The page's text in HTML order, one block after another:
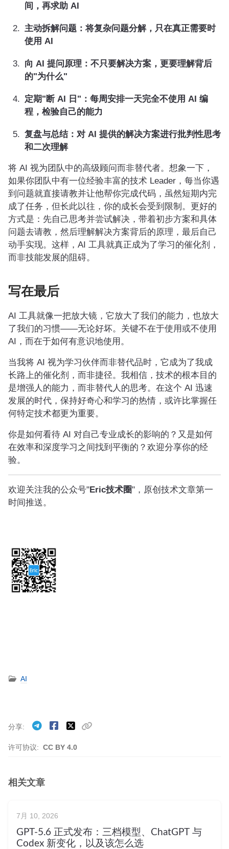
间，再求助 AI
主动拆解问题：将复杂问题分解，只在真正需要时
使用 AI
向 AI 提问原理：不只要解决方案，更要理解背后
的"为什么"
定期"断 AI 日"：每周安排一天完全不使用 AI 编
程，检验自己的能力
复盘与总结：对 AI 提供的解决方案进行批判性思考
和二次理解
将 AI 视为团队中的高级顾问而非替代者。想象一下，
如果你团队中有一位经验丰富的技术 Leader，每当你遇
到问题就直接请教并让他帮你完成代码，虽然短期内完
成了任务，但长此以往，你的成长会受到限制。更好的
方式是：先自己思考并尝试解决，带着初步方案和具体
问题去请教，然后理解解决方案背后的原理，最后自己
动手实现。这样，AI 工具就真正成为了学习的催化剂，
而非技能发展的阻碍。
写在最后
AI 工具就像一把放大镜，它放大了我们的能力，也放大
了我们的习惯——无论好坏。关键不在于使用或不使用
AI，而在于如何有意识地使用。
当我将 AI 视为学习伙伴而非替代品时，它成为了我成
长路上的催化剂，而非捷径。我相信，技术的根本目的
是增强人的能力，而非替代人的思考。在这个 AI 迅速
发展的时代，保持好奇心和学习的热情，或许比掌握任
何特定技术都更为重要。
你是如何看待 AI 对自己专业成长的影响的？又是如何
在效率和深度学习之间找到平衡的？欢迎分享你的经
验。
欢迎关注我的公众号"Eric技术圈"，原创技术文章第一
时间推送。
AI
许可协议: CC BY 4.0
分享
相关文章
7月 10, 2026
GPT-5.6 正式发布：三档模型、ChatGPT 与
Codex 新变化，以及该怎么选